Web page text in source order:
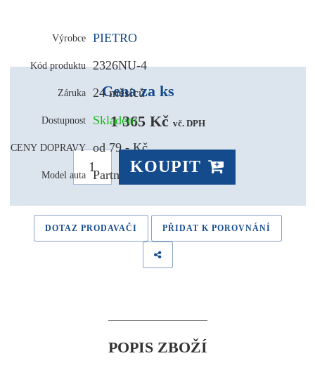
Výrobce PIETRO
Kód produktu 2326NU-4
Záruka 24 měsíců
Dostupnost Skladem
CENY DOPRAVY od 79,- Kč
Model auta Partner
Cena za ks
1 365 Kč vč. DPH
KOUPIT
DOTAZ PRODAVAČI PŘIDAT K POROVNÁNÍ
POPIS ZBOŽÍ